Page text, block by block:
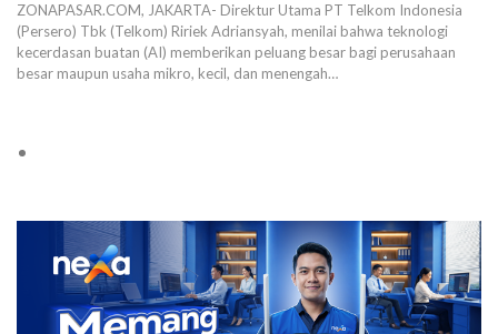
ZONAPASAR.COM, JAKARTA- Direktur Utama PT Telkom Indonesia
(Persero) Tbk (Telkom) Ririek Adriansyah, menilai bahwa teknologi
kecerdasan buatan (AI) memberikan peluang besar bagi perusahaan
besar maupun usaha mikro, kecil, dan menengah…